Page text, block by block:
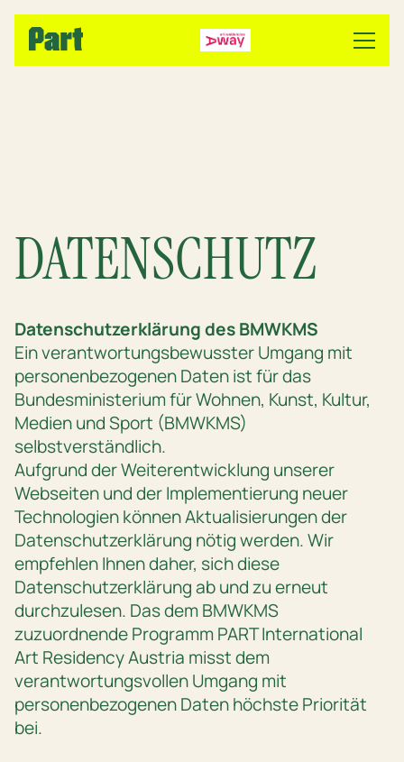
DATENSCHUTZ
Datenschutzerklärung des BMWKMS
Ein verantwortungsbewusster Umgang mit
personenbezogenen Daten ist für das
Bundesministerium für Wohnen, Kunst, Kultur,
Medien und Sport (BMWKMS)
selbstverständlich.
Aufgrund der Weiterentwicklung unserer
Webseiten und der Implementierung neuer
Technologien können Aktualisierungen der
Datenschutzerklärung nötig werden. Wir
empfehlen Ihnen daher, sich diese
Datenschutzerklärung ab und zu erneut
durchzulesen. Das dem BMWKMS
zuzuordnende Programm PART International
Art Residency Austria misst dem
verantwortungsvollen Umgang mit
personenbezogenen Daten höchste Priorität
bei.